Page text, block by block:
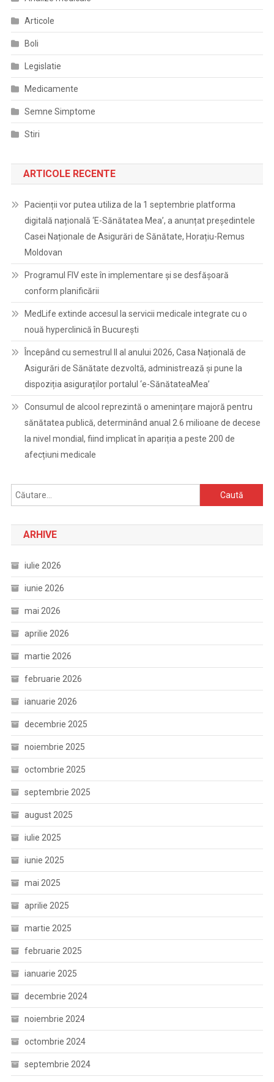
Articole
Boli
Legislatie
Medicamente
Semne Simptome
Stiri
ARTICOLE RECENTE
Pacienții vor putea utiliza de la 1 septembrie platforma
digitală națională ‘E-Sănătatea Mea’, a anunțat președintele
Casei Naționale de Asigurări de Sănătate, Horațiu-Remus
Moldovan
Programul FIV este în implementare și se desfășoară
conform planificării
MedLife extinde accesul la servicii medicale integrate cu o
nouă hyperclinică în București
Începând cu semestrul II al anului 2026, Casa Națională de
Asigurări de Sănătate dezvoltă, administrează și pune la
dispoziția asiguraților portalul ‘e-SănătateaMea’
Consumul de alcool reprezintă o amenințare majoră pentru
sănătatea publică, determinând anual 2.6 milioane de decese
la nivel mondial, fiind implicat în apariția a peste 200 de
afecțiuni medicale
Caută
după:
ARHIVE
iulie 2026
iunie 2026
mai 2026
aprilie 2026
martie 2026
februarie 2026
ianuarie 2026
decembrie 2025
noiembrie 2025
octombrie 2025
septembrie 2025
august 2025
iulie 2025
iunie 2025
mai 2025
aprilie 2025
martie 2025
februarie 2025
ianuarie 2025
decembrie 2024
noiembrie 2024
octombrie 2024
septembrie 2024